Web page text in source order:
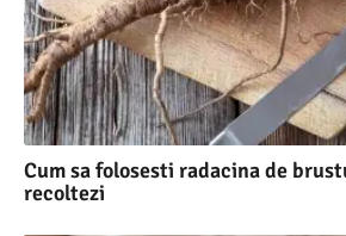
Cum sa folosesti radacina de
recoltezi